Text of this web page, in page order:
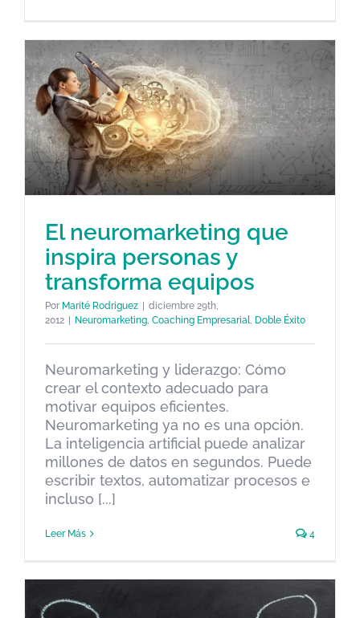
El neuromarketing que inspira
personas y transforma equipos
Neuromarketing Coaching Empresarial Doble Éxito
El neuromarketing que
inspira personas y
transforma equipos
Por Marité Rodriguez
diciembre 29th,
2012
Neuromarketing, Coaching Empresarial, Doble Éxito
Neuromarketing y liderazgo: Cómo
crear el contexto adecuado para
motivar equipos eficientes.
Neuromarketing ya no es una opción.
La inteligencia artificial puede analizar
millones de datos en segundos. Puede
escribir textos, automatizar procesos e
incluso [...]
Leer Más 4